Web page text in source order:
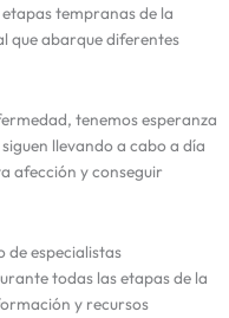
tempranas de la
que abarque diferentes
tenemos esperanza
llevando a cabo a día
afección y conseguir
de especialistas
todas las etapas de la
y recursos